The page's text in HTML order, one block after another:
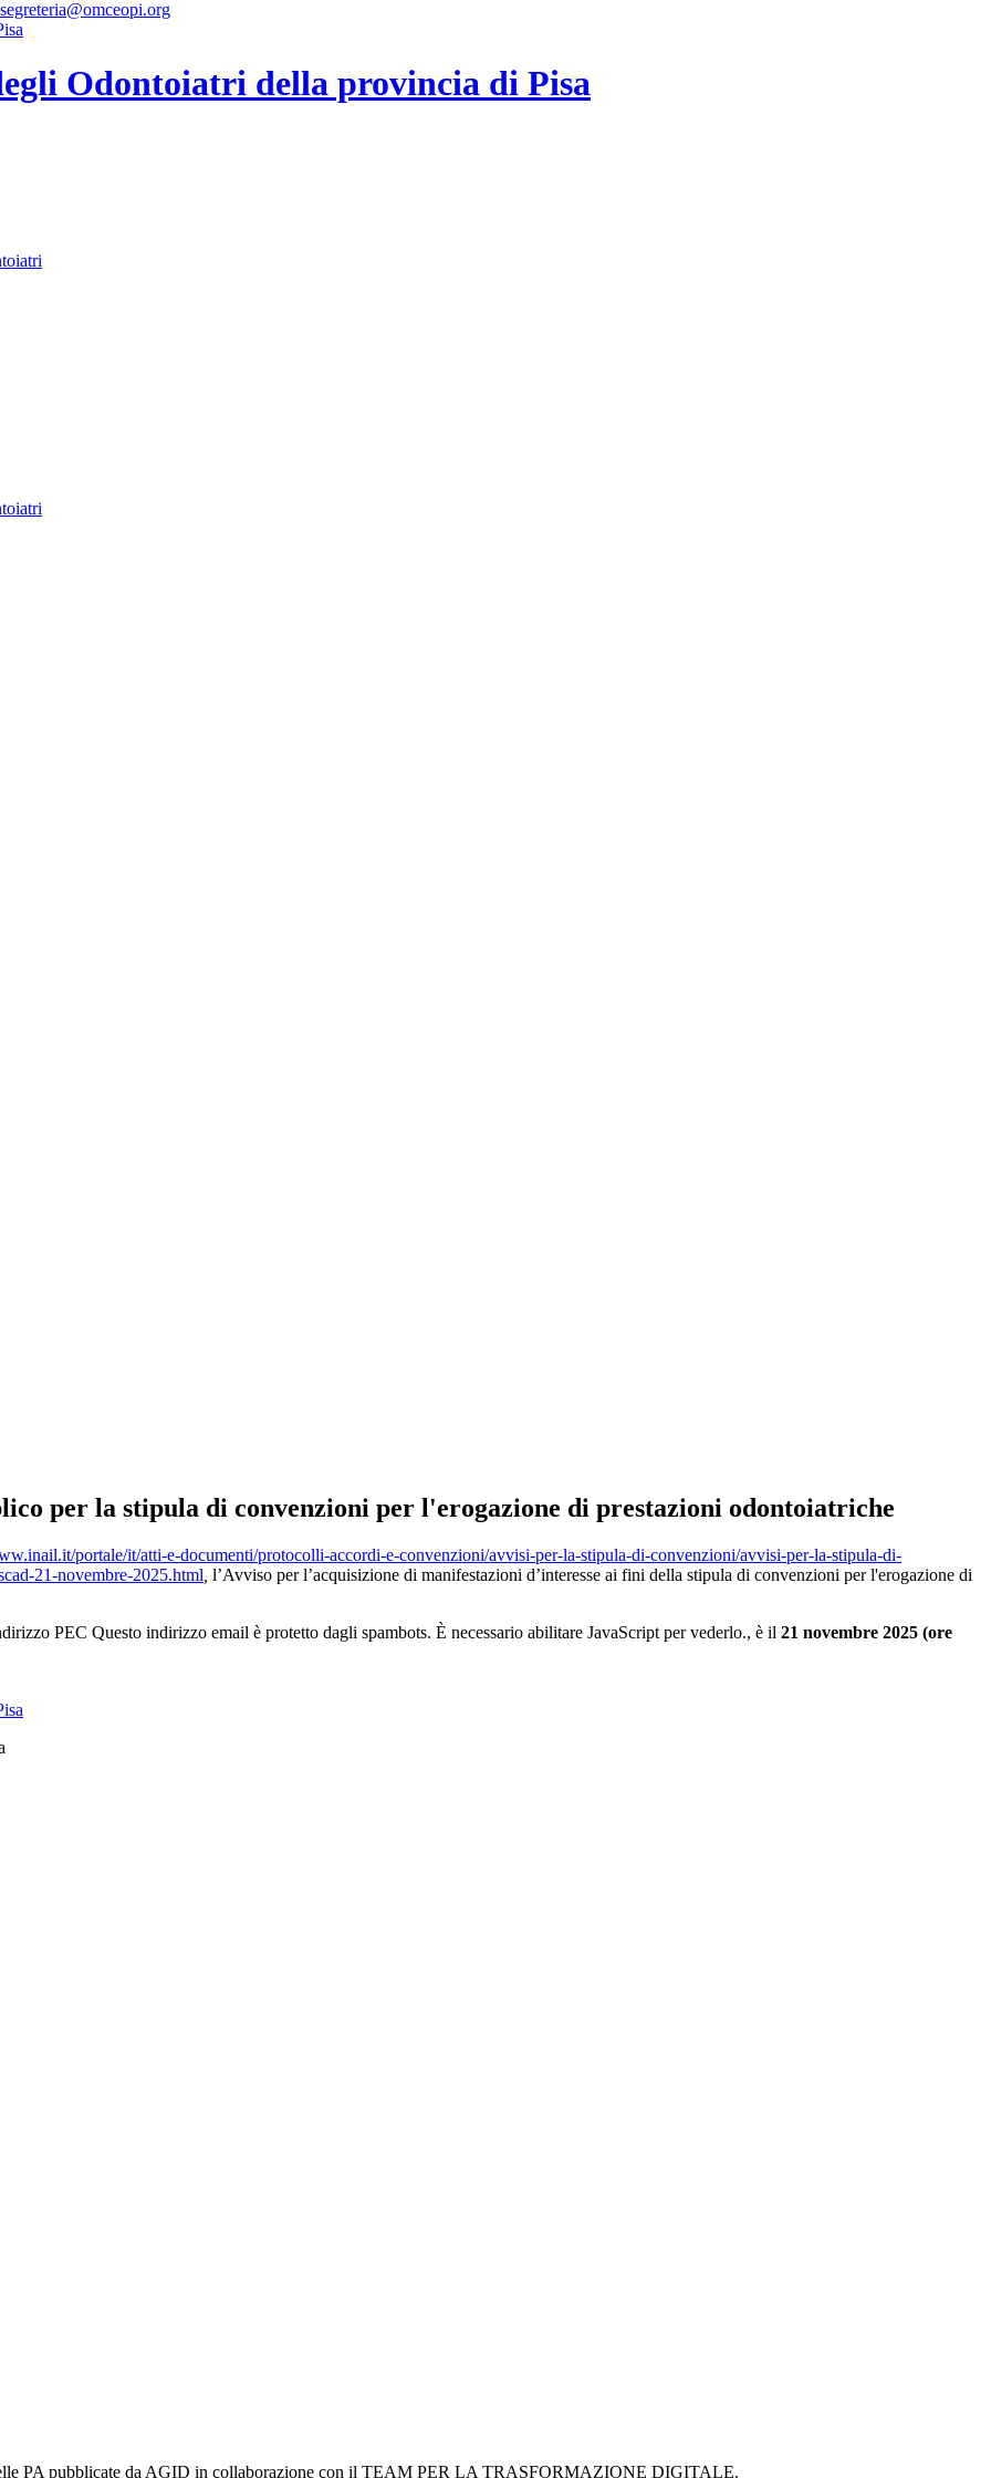
Odontoiatri della provincia di Pisa
per la stipula di convenzioni per l'erogazione di prestazioni odontoiatriche
portale/it/atti-e-documenti/protocolli-accordi-e-convenzioni/avvisi-per-la-stipula-di-convenzioni/avvisi-per-la-stipula-di-
21-novembre-2025.html l’Avviso per l’acquisizione di manifestazioni d’interesse ai fini della stipula di convenzioni per l'erogazione di
PEC Questo indirizzo email è protetto dagli spambots. È necessario abilitare JavaScript per vederlo., è il 21 novembre 2025 (ore
PA pubblicate da AGID in collaborazione con il TEAM PER LA TRASFORMAZIONE DIGITALE.